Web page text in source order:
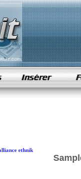
ethnik